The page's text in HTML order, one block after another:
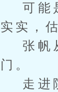
可能是
实实，
张帆从
门。
走进